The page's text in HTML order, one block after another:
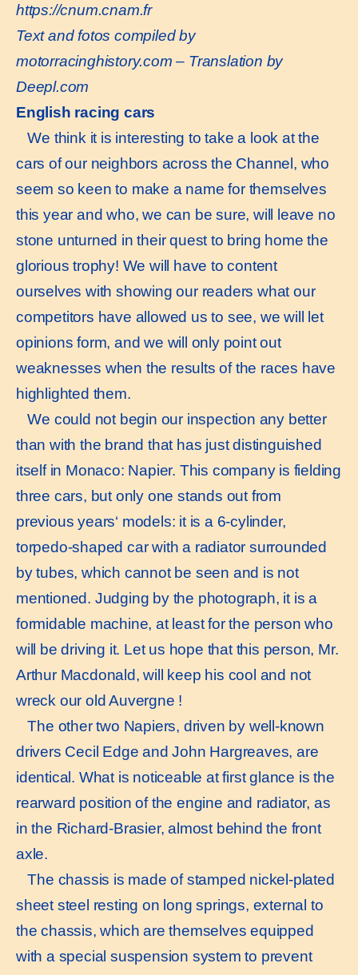
https://cnum.cnam.fr
Text and fotos compiled by
motorracinghistory.com – Translation by
Deepl.com
English racing cars
We think it is interesting to take a look at the
cars of our neighbors across the Channel, who
seem so keen to make a name for themselves
this year and who, we can be sure, will leave no
stone unturned in their quest to bring home the
glorious trophy! We will have to content
ourselves with showing our readers what our
competitors have allowed us to see, we will let
opinions form, and we will only point out
weaknesses when the results of the races have
highlighted them.
We could not begin our inspection any better
than with the brand that has just distinguished
itself in Monaco: Napier. This company is fielding
three cars, but only one stands out from
previous years‘ models: it is a 6-cylinder,
torpedo-shaped car with a radiator surrounded
by tubes, which cannot be seen and is not
mentioned. Judging by the photograph, it is a
formidable machine, at least for the person who
will be driving it. Let us hope that this person, Mr.
Arthur Macdonald, will keep his cool and not
wreck our old Auvergne !
The other two Napiers, driven by well-known
drivers Cecil Edge and John Hargreaves, are
identical. What is noticeable at first glance is the
rearward position of the engine and radiator, as
in the Richard-Brasier, almost behind the front
axle.
The chassis is made of stamped nickel-plated
sheet steel resting on long springs, external to
the chassis, which are themselves equipped
with a special suspension system to prevent